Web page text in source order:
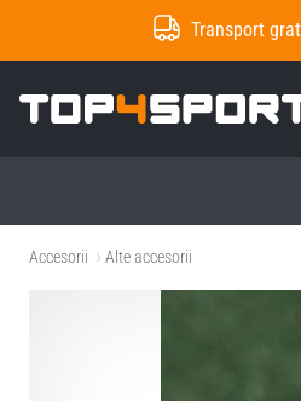
Transport
Accesorii Alte accesorii